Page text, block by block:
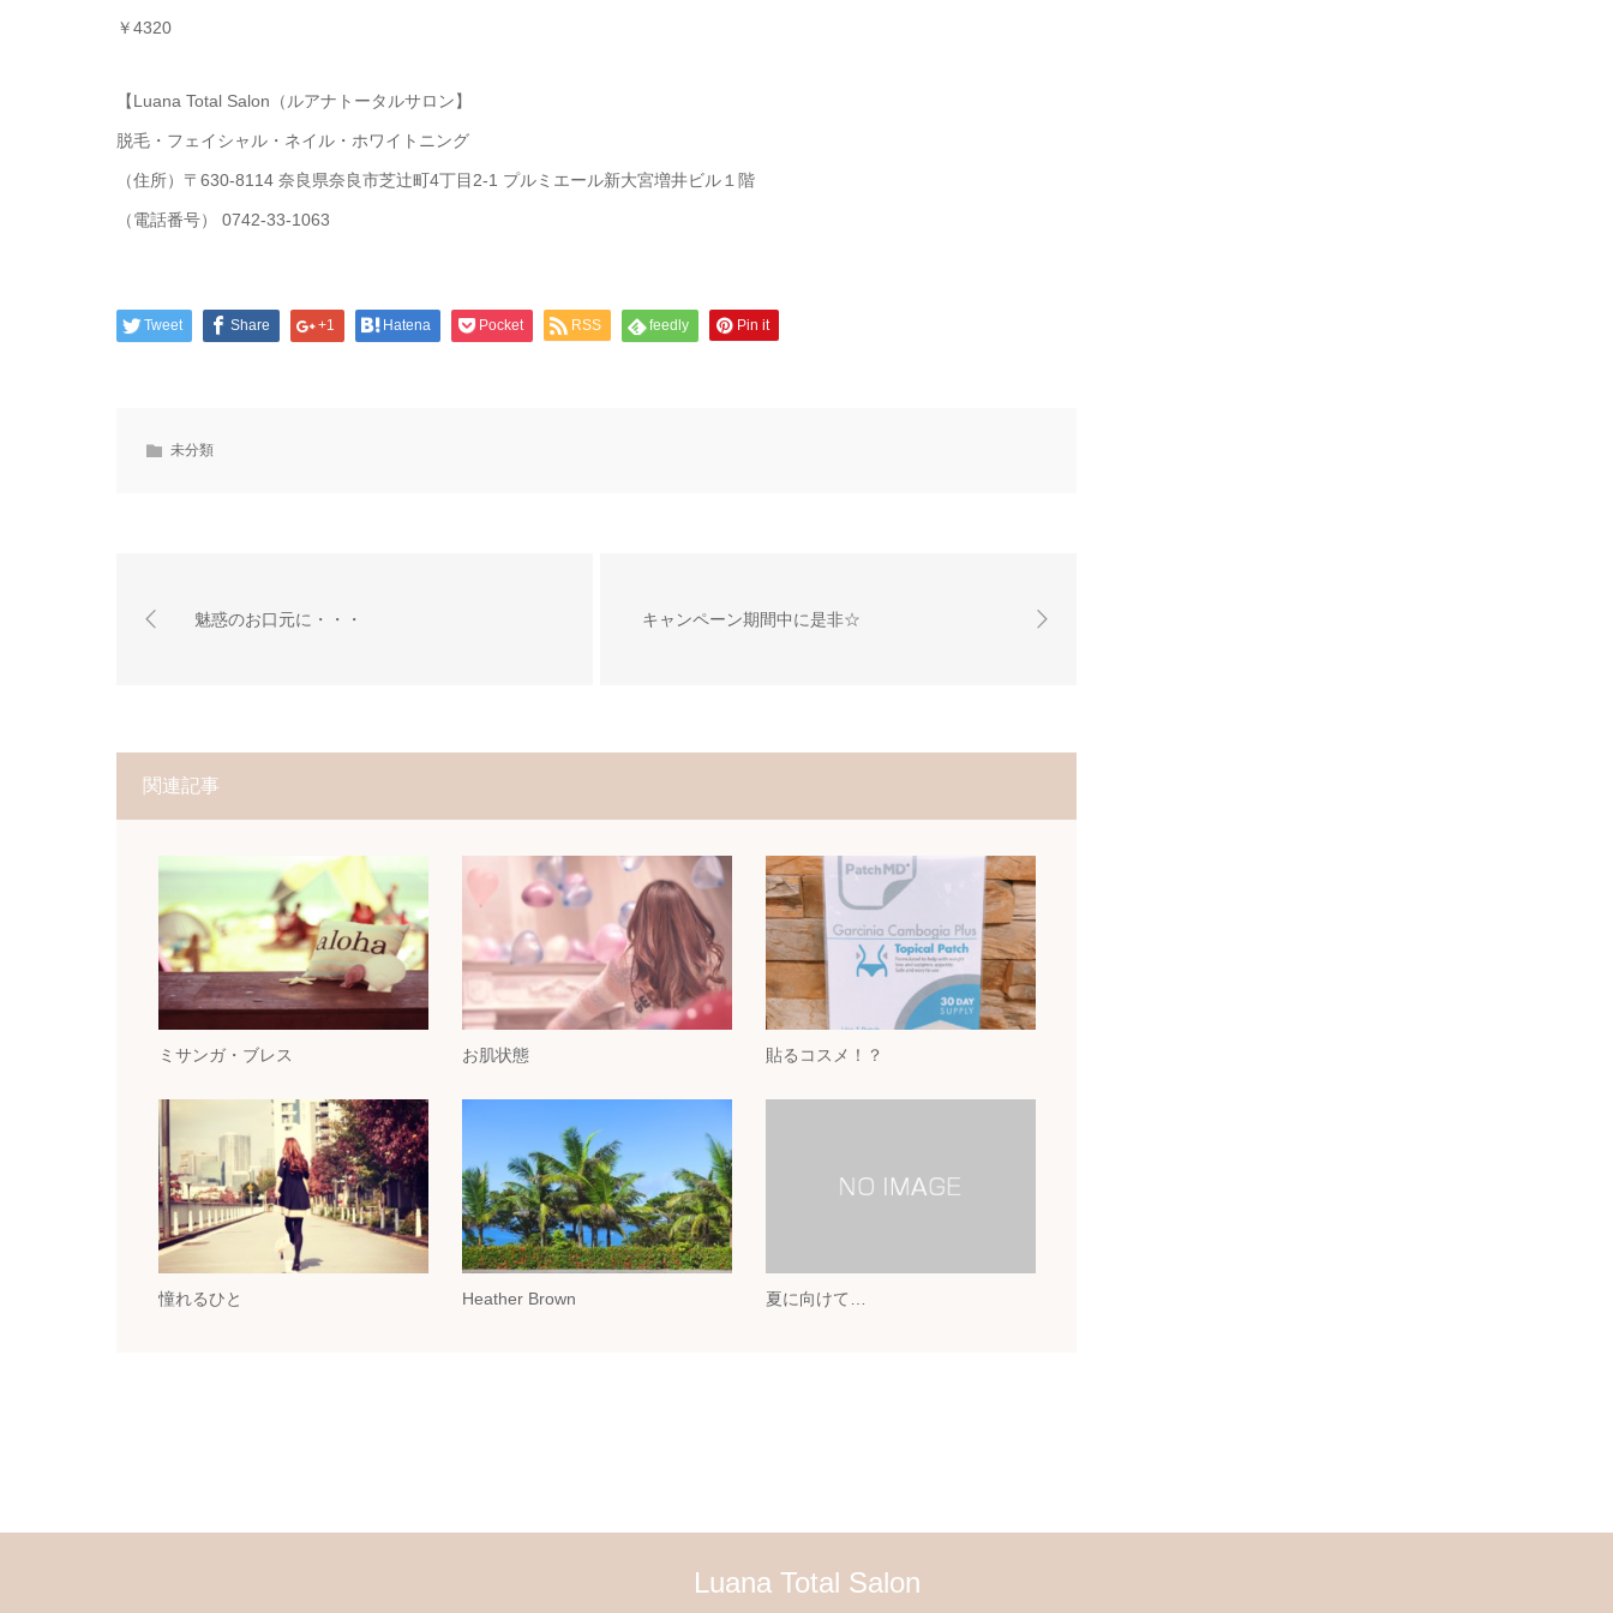
￥4320
【Luana Total Salon（ルアナトータルサロン】
脱毛・フェイシャル・ネイル・ホワイトニング
（住所）〒630-8114 奈良県奈良市芝辻町4丁目2-1 プルミエール新大宮増井ビル１階
（電話番号） 0742-33-1063
Tweet Share +1 Hatena Pocket RSS feedly Pin it
未分類
魅惑のお口元に・・・ キャンペーン期間中に是非☆
関連記事
ミサンガ・ブレス お肌状態 貼るコスメ！？
憧れるひと Heather Brown 夏に向けて…
Luana Total Salon